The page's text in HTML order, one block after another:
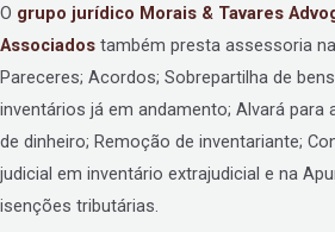
O grupo jurídico Morais & Tavares
Associados também presta assessoria
Pareceres; Acordos; Sobrepartilha de
inventários já em andamento; Alvará para
de dinheiro; Remoção de inventariante;
judicial em inventário extrajudicial e na
isenções tributárias.